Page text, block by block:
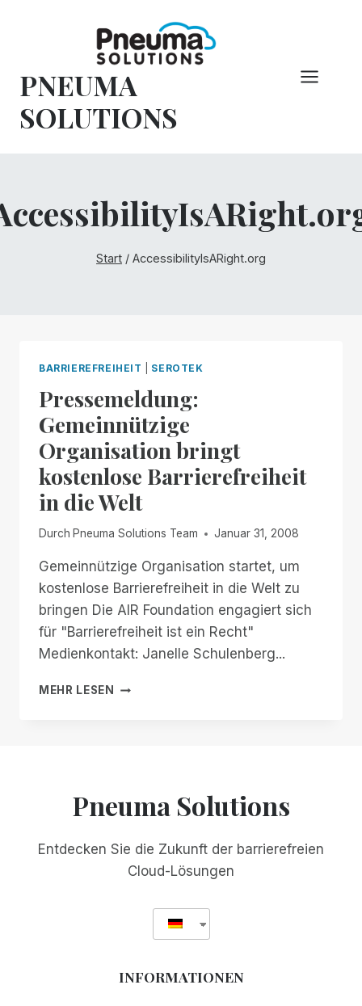
PNEUMA
SOLUTIONS
Start / AccessibilityIsARight.org
BARRIEREFREIHEIT SEROTEK
Pressemeldung:
Gemeinnützige
Organisation bringt
kostenlose Barrierefreiheit
in die Welt
Durch Pneuma Solutions Team Januar 31, 2008
Gemeinnützige Organisation startet, um
kostenlose Barrierefreiheit in die Welt zu
bringen Die AIR Foundation engagiert sich
für "Barrierefreiheit ist ein Recht"
Medienkontakt: Janelle Schulenberg...
MEHR LESEN
PRESSEMELDUNG:
DIE
Pneuma Solutions
Entdecken Sie die Zukunft der barrierefreien
Cloud-Lösungen
INFORMATIONEN